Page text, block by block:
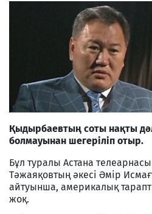
Қыдырбаевтың соты нақты
болмауынан шегеріліп отыр.
Бұл туралы Астана
Тәжаяқовтың әкесі Әмір
айтуынша, америкалық
жоқ.